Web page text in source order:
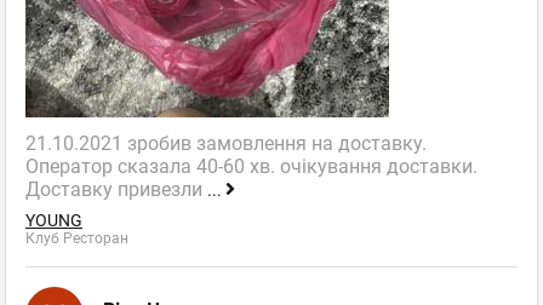
21.10.2021 зробив замовлення на доставку.
Оператор сказала 40-60 хв. очікування доставки.
Доставку привезли ...
YOUNG
Клуб Ресторан